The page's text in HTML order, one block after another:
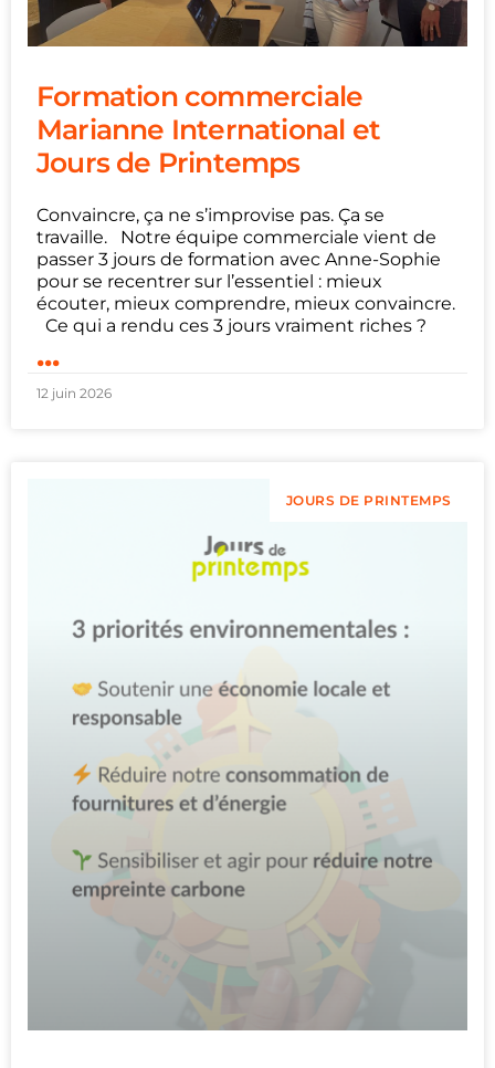
Formation commerciale
Marianne International et
Jours de Printemps
Convaincre, ça ne s’improvise pas. Ça se
travaille. Notre équipe commerciale vient de
passer 3 jours de formation avec Anne-Sophie
pour se recentrer sur l’essentiel : mieux
écouter, mieux comprendre, mieux convaincre.
Ce qui a rendu ces 3 jours vraiment riches ?
...
12 juin 2026
JOURS DE PRINTEMPS